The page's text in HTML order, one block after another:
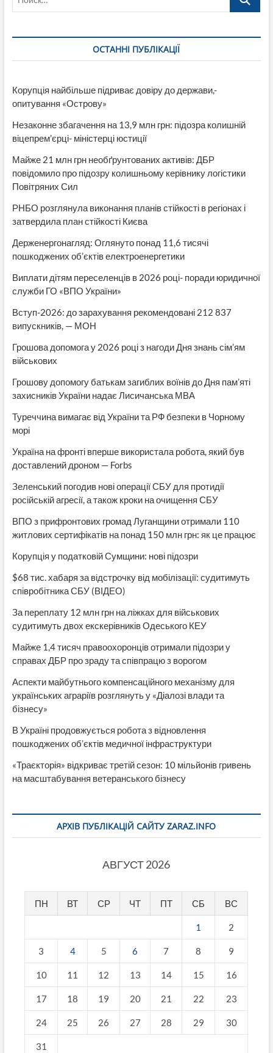
ОСТАННІ ПУБЛІКАЦІЇ
Корупція найбільше підриває довіру до держави,-
опитування «Острову»
Незаконне збагачення на 13,9 млн грн: підозра колишній
віцепрем’єрці- міністерці юстиції
Майже 21 млн грн необґрунтованих активів: ДБР
повідомило про підозру колишньому керівнику логістики
Повітряних Сил
РНБО розглянула виконання планів стійкості в регіонах і
затвердила план стійкості Києва
Держенергонагляд: Оглянуто понад 11,6 тисячі
пошкоджених об’єктів електроенергетики
Виплати дітям переселенців в 2026 році- поради юридичної
служби ГО «ВПО України»
Вступ-2026: до зарахування рекомендовані 212 837
випускників, — МОН
Грошова допомога у 2026 році з нагоди Дня знань сім’ям
військових
Грошову допомогу батькам загиблих воїнів до Дня пам’яті
захисників України надає Лисичанська МВА
Туреччина вимагає від України та РФ безпеки в Чорному
морі
Україна на фронті вперше використала робота, який був
доставлений дроном — Forbs
Зеленський погодив нові операції СБУ для протидії
російській агресії, а також кроки на очищення СБУ
ВПО з прифронтових громад Луганщини отримали 110
житлових сертифікатів на понад 150 млн грн: як це працює
Корупція у податковій Сумщини: нові підозри
$68 тис. хабаря за відстрочку від мобілізації: судитимуть
співробітника СБУ (ВІДЕО)
За переплату 12 млн грн на ліжках для військових
судитимуть двох екскерівників Одеського КЕУ
Майже 1,4 тисяч правоохоронців отримали підозри у
справах ДБР про зраду та співпрацю з ворогом
Аспекти майбутнього компенсаційного механізму для
українських аграріїв розглянуть у «Діалозі влади та
бізнесу»
В Україні продовжується робота з відновлення
пошкоджених об’єктів медичної інфраструктури
«Траєкторія» відкриває третій сезон: 10 мільйонів гривень
на масштабування ветеранського бізнесу
АРХІВ ПУБЛІКАЦІЙ САЙТУ ZARAZ.INFO
АВГУСТ 2026
ПН ВТ СР ЧТ ПТ СБ ВС
1 2
3 4 5 6 7 8 9
10 11 12 13 14 15 16
17 18 19 20 21 22 23
24 25 26 27 28 29 30
31